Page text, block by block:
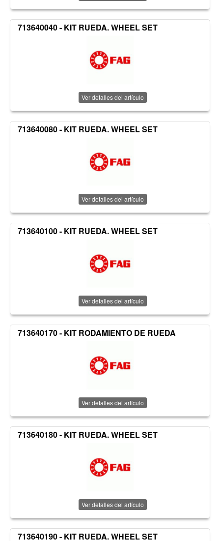
713640040 - KIT RUEDA. WHEEL SET
Ver detalles del artículo
713640080 - KIT RUEDA. WHEEL SET
Ver detalles del artículo
713640100 - KIT RUEDA. WHEEL SET
Ver detalles del artículo
713640170 - KIT RODAMIENTO DE RUEDA
Ver detalles del artículo
713640180 - KIT RUEDA. WHEEL SET
Ver detalles del artículo
713640190 - KIT RUEDA. WHEEL SET